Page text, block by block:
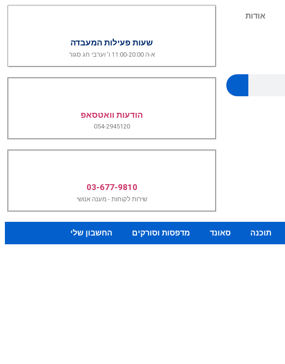
אודות
שעות פעילות המעבדה
א-ה 11:00-20:00 ו' וערבי חג סגור
הודעות וואטסאפ
054-2945120
03-677-9810
שירות לקוחות - מענה אנושי
תוכנה סאונד מדפסות וסורקים החשבון שלי